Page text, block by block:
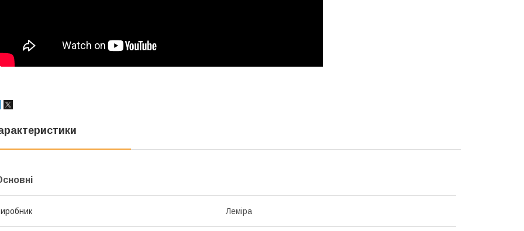
Леміра